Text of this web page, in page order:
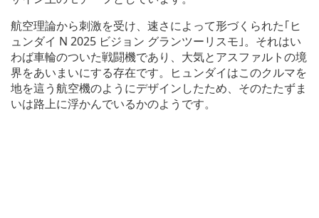
航空理論から刺激を受け、速さによって形づくられた｢ヒ
ュンダイ N 2025 ビジョン グランツーリスモ｣。それはい
わば車輪のついた戦闘機であり、大気とアスファルトの境
界をあいまいにする存在です。ヒュンダイはこのクルマを
地を這う航空機のようにデザインしたため、そのたたずま
いは路上に浮かんでいるかのようです。